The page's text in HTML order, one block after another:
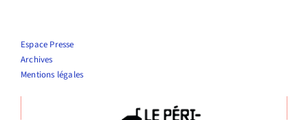
Espace Presse
Archives
Mentions légales